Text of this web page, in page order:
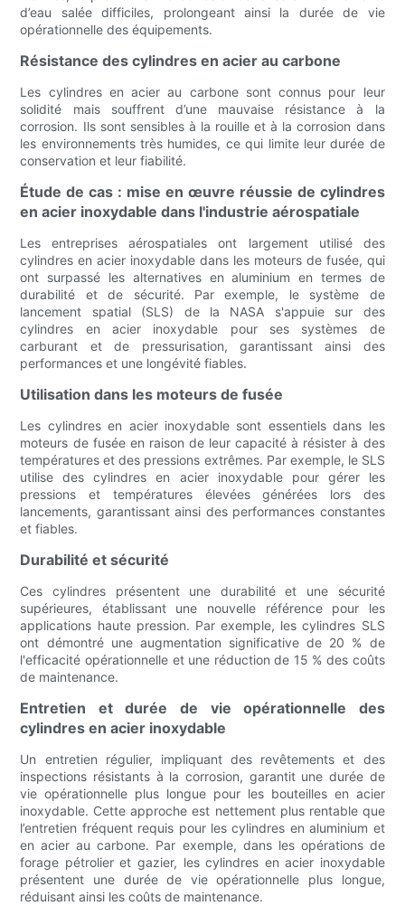
d’eau salée difficiles, prolongeant ainsi la durée de vie
opérationnelle des équipements.
Résistance des cylindres en acier au carbone
Les cylindres en acier au carbone sont connus pour leur
solidité mais souffrent d’une mauvaise résistance à la
corrosion. Ils sont sensibles à la rouille et à la corrosion dans
les environnements très humides, ce qui limite leur durée de
conservation et leur fiabilité.
Étude de cas : mise en œuvre réussie de cylindres
en acier inoxydable dans l'industrie aérospatiale
Les entreprises aérospatiales ont largement utilisé des
cylindres en acier inoxydable dans les moteurs de fusée, qui
ont surpassé les alternatives en aluminium en termes de
durabilité et de sécurité. Par exemple, le système de
lancement spatial (SLS) de la NASA s'appuie sur des
cylindres en acier inoxydable pour ses systèmes de
carburant et de pressurisation, garantissant ainsi des
performances et une longévité fiables.
Utilisation dans les moteurs de fusée
Les cylindres en acier inoxydable sont essentiels dans les
moteurs de fusée en raison de leur capacité à résister à des
températures et des pressions extrêmes. Par exemple, le SLS
utilise des cylindres en acier inoxydable pour gérer les
pressions et températures élevées générées lors des
lancements, garantissant ainsi des performances constantes
et fiables.
Durabilité et sécurité
Ces cylindres présentent une durabilité et une sécurité
supérieures, établissant une nouvelle référence pour les
applications haute pression. Par exemple, les cylindres SLS
ont démontré une augmentation significative de 20 % de
l'efficacité opérationnelle et une réduction de 15 % des coûts
de maintenance.
Entretien et durée de vie opérationnelle des
cylindres en acier inoxydable
Un entretien régulier, impliquant des revêtements et des
inspections résistants à la corrosion, garantit une durée de
vie opérationnelle plus longue pour les bouteilles en acier
inoxydable. Cette approche est nettement plus rentable que
l’entretien fréquent requis pour les cylindres en aluminium et
en acier au carbone. Par exemple, dans les opérations de
forage pétrolier et gazier, les cylindres en acier inoxydable
présentent une durée de vie opérationnelle plus longue,
réduisant ainsi les coûts de maintenance.